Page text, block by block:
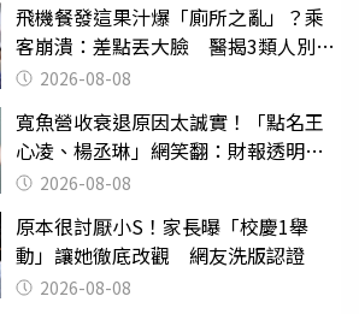
飛機餐發這果汁爆「廁所之亂」？乘
客崩潰：差點丟大臉 醫揭3類人別亂
喝 2026-08-08
寬魚營收衰退原因太誠實！「點名王
心凌、楊丞琳」網笑翻：財報透明度
滿分2026-08-08
原本很討厭小S！家長曝「校慶1舉
動」讓她徹底改觀 網友洗版認證
2026-08-08